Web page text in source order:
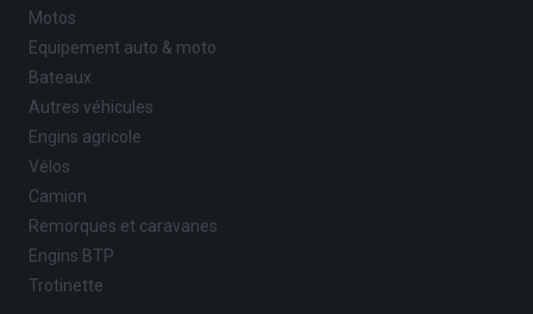
Motos
Equipement auto & moto
Bateaux
Autres véhicules
Engins agricole
Vélos
Camion
Remorques et caravanes
Engins BTP
Trotinette